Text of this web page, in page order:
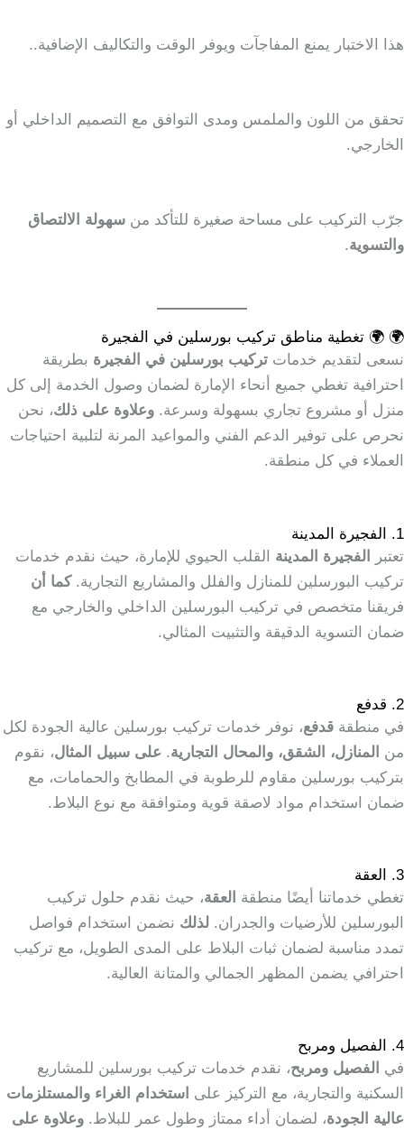
هذا الاختبار يمنع المفاجآت ويوفر الوقت والتكاليف الإضافية..
تحقق من اللون والملمس ومدى التوافق مع التصميم الداخلي أو
الخارجي.
جرّب التركيب على مساحة صغيرة للتأكد من سهولة الالتصاق
والتسوية.
🌍 🌍 تغطية مناطق تركيب بورسلين في الفجيرة
نسعى لتقديم خدمات تركيب بورسلين في الفجيرة بطريقة
احترافية تغطي جميع أنحاء الإمارة لضمان وصول الخدمة إلى كل
منزل أو مشروع تجاري بسهولة وسرعة. وعلاوة على ذلك، نحن
نحرص على توفير الدعم الفني والمواعيد المرنة لتلبية احتياجات
العملاء في كل منطقة.
1. الفجيرة المدينة
تعتبر
الفجيرة المدينة القلب الحيوي للإمارة، حيث نقدم خدمات
تركيب البورسلين للمنازل والفلل والمشاريع التجارية.كما أن
فريقنا متخصص في تركيب البورسلين الداخلي والخارجي مع
ضمان التسوية الدقيقة والتثبيت المثالي.
2. قدفع
في منطقة قدفع، نوفر خدمات تركيب بورسلين عالية الجودة لكل
من المنازل، الشقق، والمحال التجارية. على سبيل المثال، نقوم
بتركيب بورسلين مقاوم للرطوبة في المطابخ والحمامات، مع
ضمان استخدام مواد لاصقة قوية ومتوافقة مع نوع البلاط.
3. العقة
تغطي خدماتنا أيضًا منطقة العقة، حيث نقدم حلول تركيب
البورسلين للأرضيات والجدران. لذلك نضمن استخدام فواصل
تمدد مناسبة لضمان ثبات البلاط على المدى الطويل، مع تركيب
احترافي يضمن المظهر الجمالي والمتانة العالية.
4. الفصيل ومربح
في الفصيل ومربح، نقدم خدمات تركيب بورسلين للمشاريع
السكنية والتجارية، مع التركيز على استخدام الغراء والمستلزمات
عالية الجودة، لضمان أداء ممتاز وطول عمر للبلاط. وعلاوة على